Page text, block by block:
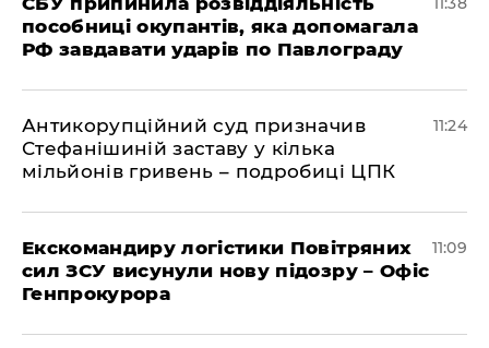
пособниці окупантів, яка допомагала
РФ завдавати ударів по Павлограду
Антикорупційний суд призначив
Стефанішиній заставу у кілька
мільйонів гривень – подробиці ЦПК
11:24
Екскомандиру логістики Повітряних
сил ЗСУ висунули нову підозру – Офіс
Генпрокурора
11:09